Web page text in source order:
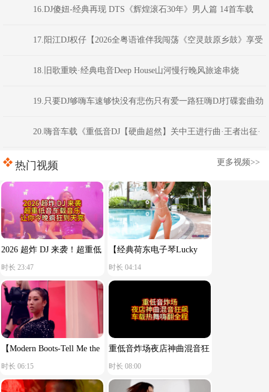
之中FunkyHouse串烧
16.DJ傻妞-经典再现 DTS《辉煌滚石30年》男人篇 14首车载
(2026.8-Mix)17.阳江DJ权仔【2026全粤语谁伴我闯荡《空灵鼓原乡鼓》享受
极限魅力车载大碟】
18.旧歌重映·经典电音Deep House山河慢行晚风旅途串烧
19.只要DJ够嗨车速够快没有悲伤只有爱一路狂嗨DJ打碟套曲劲
爆车载CD1749(横州DJ98Mix)
20.嗨音车载《重低音DJ【硬曲超然】关中王进行曲·王者出征·
慢到快开车不犯困英文串烧》 河南Dj彦航
热门视频 更多视频>>
2026 超炸 DJ 来袭！超重低
音车载音乐，让你今晚疯狂
到天亮！
时长 23:47
【经典荷东电子琴Lucky
star】舒服节奏
时长 04:14
【Modern Boots-Tell Me the
Reason You Said Goodbye】
时长 06:15
重低音炸场夜店神曲混音狂
飙车载热舞嗨翻全程
时长 08:00